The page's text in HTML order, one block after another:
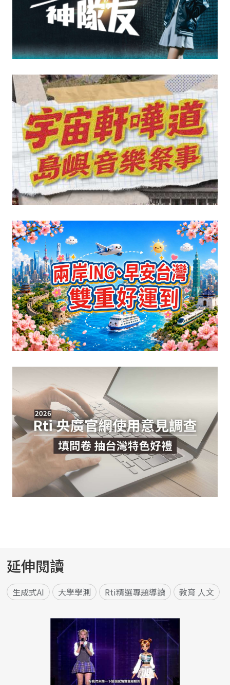
延伸閱讀
生成式AI 大學學測 Rti精選專題導讀 教育 人文